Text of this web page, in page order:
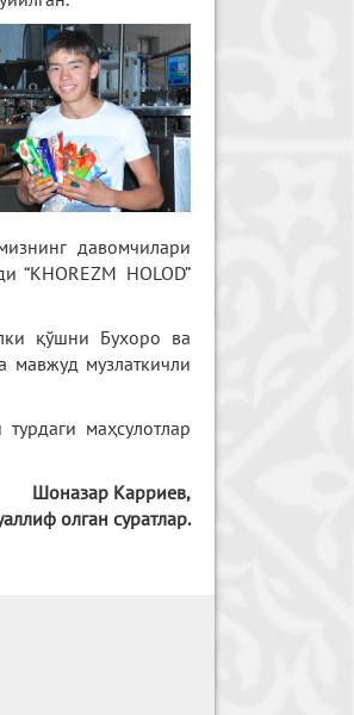
давомчилари
HOLOD”
қўшни Бухоро ва
мавжуд музлаткичли
маҳсулотлар
Шоназар Карриев,
олган суратлар.